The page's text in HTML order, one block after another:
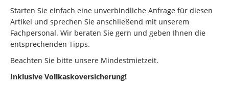
Starten Sie einfach eine unverbindliche Anfrage für diesen
Artikel und sprechen Sie anschließend mit unserem
Fachpersonal. Wir beraten Sie gern und geben Ihnen die
entsprechenden Tipps.
Beachten Sie bitte unsere Mindestmietzeit.
Inklusive Vollkaskoversicherung!